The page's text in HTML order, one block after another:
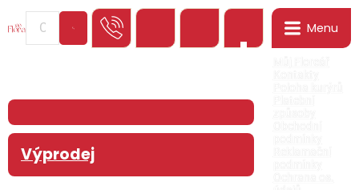
Menu
Výprodej